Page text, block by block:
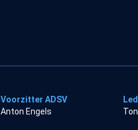
Voorzitter ADSV
Anton Engels